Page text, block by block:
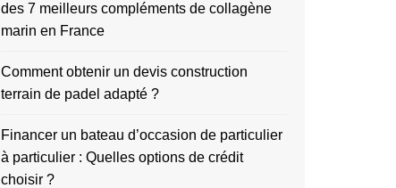
des 7 meilleurs compléments de collagène
marin en France
Comment obtenir un devis construction
terrain de padel adapté ?
Financer un bateau d’occasion de particulier
à particulier : Quelles options de crédit
choisir ?